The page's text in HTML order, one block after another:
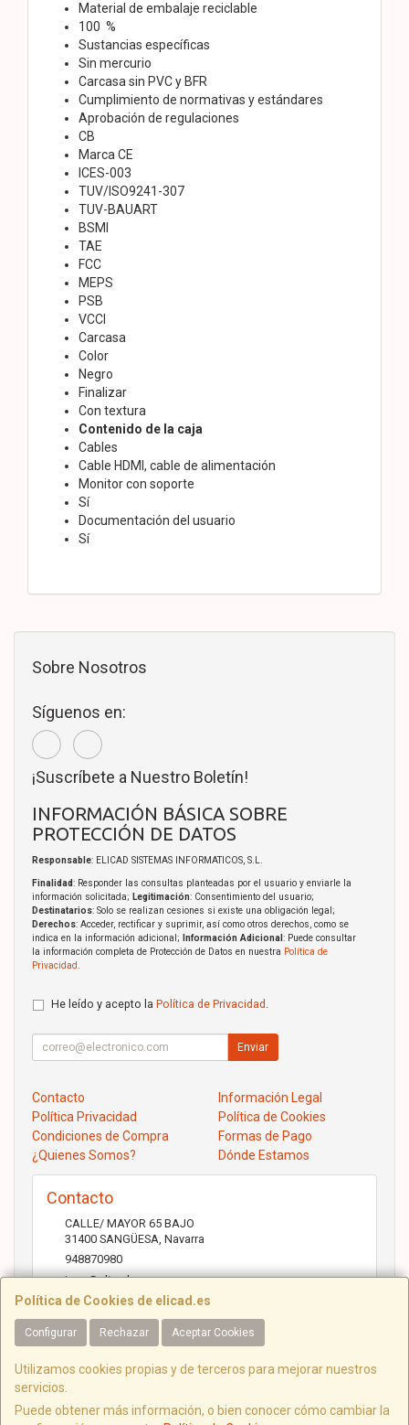
Material de embalaje reciclable
100 %
Sustancias específicas
Sin mercurio
Carcasa sin PVC y BFR
Cumplimiento de normativas y estándares
Aprobación de regulaciones
CB
Marca CE
ICES-003
TUV/ISO9241-307
TUV-BAUART
BSMI
TAE
FCC
MEPS
PSB
VCCI
Carcasa
Color
Negro
Finalizar
Con textura
Contenido de la caja
Cables
Cable HDMI, cable de alimentación
Monitor con soporte
Sí
Documentación del usuario
Sí
Política de Cookies de elicad.es
Configurar Rechazar Aceptar Cookies
Utilizamos cookies propias y de terceros para mejorar nuestros
servicios.
Puede obtener más información, o bien conocer cómo cambiar la
Sobre Nosotros
Síguenos en:
¡Suscríbete a Nuestro Boletín!
INFORMACIÓN BÁSICA SOBRE
PROTECCIÓN DE DATOS
Responsable: ELICAD SISTEMAS INFORMATICOS, S.L.
Finalidad: Responder las consultas planteadas por el usuario y enviarle la
información solicitada; Legitimación: Consentimiento del usuario;
Destinatarios: Solo se realizan cesiones si existe una obligación legal;
Derechos: Acceder, rectificar y suprimir, así como otros derechos, como se
indica en la información adicional;
Información Adicional : Puede consultar
la información completa de Protección de Datos en nuestra Política de
Privacidad
He leído y acepto la Política de Privacidad
Enviar
Contacto
Información Legal
Política Privacidad
Política de Cookies
Condiciones de Compra
Formas de Pago
¿Quienes Somos?
Dónde Estamos
Contacto
CALLE/ MAYOR 65 BAJO
31400 SANGÜESA Navarra
948870980
jose@elicad.com
Horario
Lunes a Viernes 9:30 a 20:00 Sábados 10.00 a 14.00